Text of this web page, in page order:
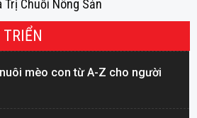
Trị Chuỗi Nông Sản
mèo con từ A-Z cho người